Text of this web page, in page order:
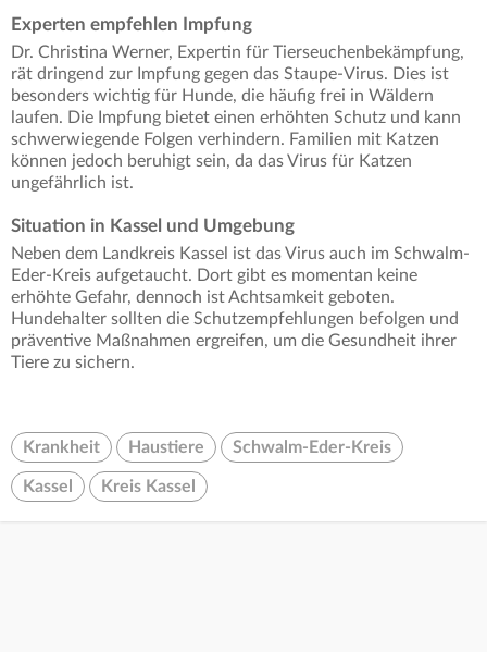
Experten empfehlen Impfung
Dr. Christina Werner, Expertin für Tierseuchenbekämpfung,
rät dringend zur Impfung gegen das Staupe-Virus. Dies ist
besonders wichtig für Hunde, die häufig frei in Wäldern
laufen. Die Impfung bietet einen erhöhten Schutz und kann
schwerwiegende Folgen verhindern. Familien mit Katzen
können jedoch beruhigt sein, da das Virus für Katzen
ungefährlich ist.
Situation in Kassel und Umgebung
Neben dem Landkreis Kassel ist das Virus auch im Schwalm-
Eder-Kreis aufgetaucht. Dort gibt es momentan keine
erhöhte Gefahr, dennoch ist Achtsamkeit geboten.
Hundehalter sollten die Schutzempfehlungen befolgen und
präventive Maßnahmen ergreifen, um die Gesundheit ihrer
Tiere zu sichern.
Krankheit Haustiere Schwalm-Eder-Kreis
Kassel Kreis Kassel